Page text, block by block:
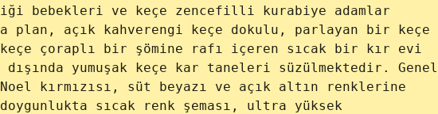
bebekleri ve keçe zencefilli kurabiye adamlar
açık kahverengi keçe dokulu, parlayan bir keçe
çoraplı bir şömine rafı içeren sıcak bir kır evi
yumuşak keçe kar taneleri süzülmektedir. Genel
kırmızısı, süt beyazı ve açık altın renklerine
sıcak renk şeması, ultra yüksek